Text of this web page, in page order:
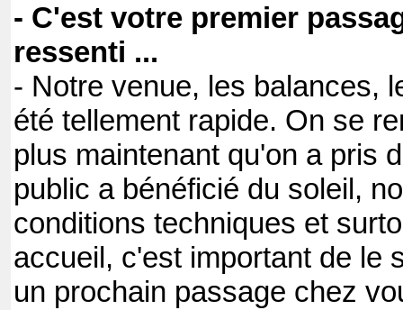
- C'est votre premier
ressenti ...
- Notre venue, les balances,
été tellement rapide. On se
plus maintenant qu'on a pris
public a bénéficié du soleil,
conditions techniques et
accueil, c'est important de le
un prochain passage chez